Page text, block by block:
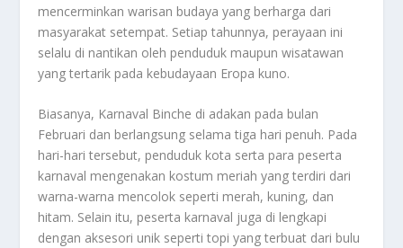
mencerminkan warisan budaya yang berharga dari
masyarakat setempat. Setiap tahunnya, perayaan ini
selalu di nantikan oleh penduduk maupun wisatawan
yang tertarik pada kebudayaan Eropa kuno.
Biasanya, Karnaval Binche di adakan pada bulan
Februari dan berlangsung selama tiga hari penuh. Pada
hari-hari tersebut, penduduk kota serta para peserta
karnaval mengenakan kostum meriah yang terdiri dari
warna-warna mencolok seperti merah, kuning, dan
hitam. Selain itu, peserta karnaval juga di lengkapi
dengan aksesori unik seperti topi yang terbuat dari bulu